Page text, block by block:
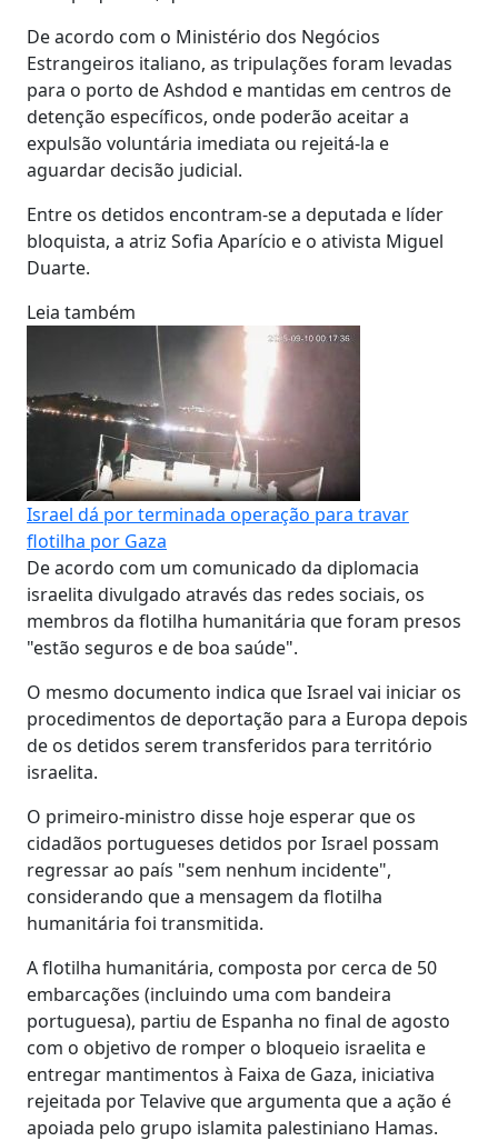
De acordo com o Ministério dos Negócios
Estrangeiros italiano, as tripulações foram levadas
para o porto de Ashdod e mantidas em centros de
detenção específicos, onde poderão aceitar a
expulsão voluntária imediata ou rejeitá-la e
aguardar decisão judicial.
Entre os detidos encontram-se a deputada e líder
bloquista, a atriz Sofia Aparício e o ativista Miguel
Duarte.
Leia também
Israel dá por terminada operação para travar
flotilha por Gaza
De acordo com um comunicado da diplomacia
israelita divulgado através das redes sociais, os
membros da flotilha humanitária que foram presos
"estão seguros e de boa saúde".
O mesmo documento indica que Israel vai iniciar os
procedimentos de deportação para a Europa depois
de os detidos serem transferidos para território
israelita.
O primeiro-ministro disse hoje esperar que os
cidadãos portugueses detidos por Israel possam
regressar ao país "sem nenhum incidente",
considerando que a mensagem da flotilha
humanitária foi transmitida.
A flotilha humanitária, composta por cerca de 50
embarcações (incluindo uma com bandeira
portuguesa), partiu de Espanha no final de agosto
com o objetivo de romper o bloqueio israelita e
entregar mantimentos à Faixa de Gaza, iniciativa
rejeitada por Telavive que argumenta que a ação é
apoiada pelo grupo islamita palestiniano Hamas.